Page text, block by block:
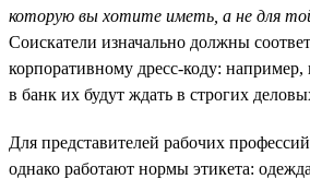
которую вы хотите иметь, а не для
Соискатели изначально должны
корпоративному дресс-коду: например,
в банк их будут ждать в строгих
Для представителей рабочих
однако работают нормы этикета: